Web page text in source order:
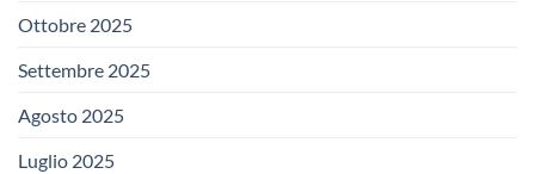
Ottobre 2025
Settembre 2025
Agosto 2025
Luglio 2025